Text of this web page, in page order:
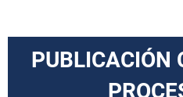
PUBLICACIÓN